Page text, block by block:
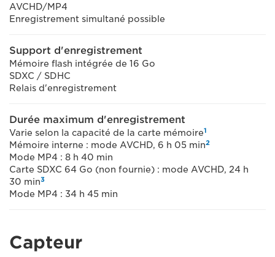
AVCHD/MP4
Enregistrement simultané possible
Support d'enregistrement
Mémoire flash intégrée de 16 Go
SDXC / SDHC
Relais d'enregistrement
Durée maximum d'enregistrement
Varie selon la capacité de la carte mémoire1
Mémoire interne : mode AVCHD, 6 h 05 min2
Mode MP4 : 8 h 40 min
Carte SDXC 64 Go (non fournie) : mode AVCHD, 24 h
30 min3
Mode MP4 : 34 h 45 min
Capteur